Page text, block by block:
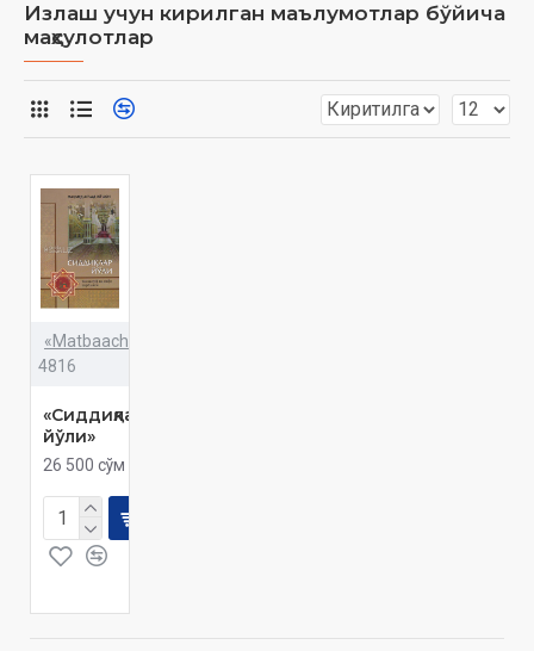
Излаш учун кирилган маълумотлар бўйича
маҳсулотлар
«Matbaachi»
4816
«Сиддиқлар
йўли»
26 500 сўм